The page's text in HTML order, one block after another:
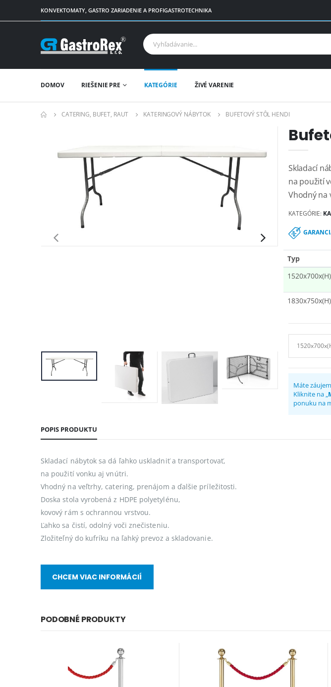
KONVEKTOMATY, GASTRO ZARIADENIE A PROFIGASTROTECHNIKA
DOMOV RIEŠENIE PRE KATEGÓRIE ŽIVÉ VARENIE
CATERING, BUFET, RAUT KATERINGOVÝ NÁBYTOK BUFETOVÝ STÔL HENDI
Skladací
na použití
Vhodný na
KATEGÓRIE:
Typ
Máte
Kliknite na „
ponuku na
POPIS PRODUKTU
Skladací nábytok sa dá ľahko uskladniť a transportovať,
na použití vonku aj vnútri.
Vhodný na veľtrhy, catering, prenájom a ďalšie príležitosti.
Doska stola vyrobená z HDPE polyetylénu,
kovový rám s ochrannou vrstvou.
Ľahko sa čistí, odolný voči znečisteniu.
Zložiteľný do kufríku na ľahký prevoz a skladovanie.
CHCEM VIAC INFORMÁCIÍ
PODOBNÉ PRODUKTY